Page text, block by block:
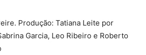
Produção: Tatiana Leite por
Garcia, Leo Ribeiro e Roberto